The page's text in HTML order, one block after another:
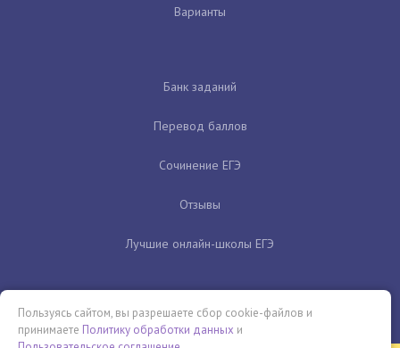
Варианты
Банк заданий
Перевод баллов
Сочинение ЕГЭ
Отзывы
Лучшие онлайн-школы ЕГЭ
Пользуясь сайтом, вы разрешаете сбор cookie-файлов и
принимаете Политику обработки данных и